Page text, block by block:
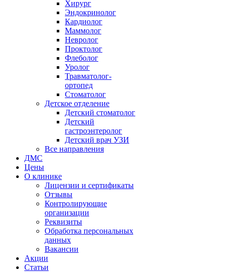
Хирург
Эндокринолог
Кардиолог
Маммолог
Невролог
Проктолог
Флеболог
Уролог
Травматолог-
ортопед
Стоматолог
Детское отделение
Детский стоматолог
Детский
гастроэнтеролог
Детский врач УЗИ
Все направления
ДМС
Цены
О клинике
Лицензии и сертификаты
Отзывы
Контролирующие
организации
Реквизиты
Обработка персональных
данных
Вакансии
Акции
Статьи